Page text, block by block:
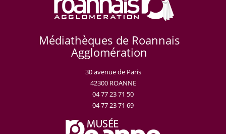
Médiathèques de Roannais
Agglomération
30 avenue de Paris
42300 ROANNE
04 77 23 71 50
04 77 23 71 69